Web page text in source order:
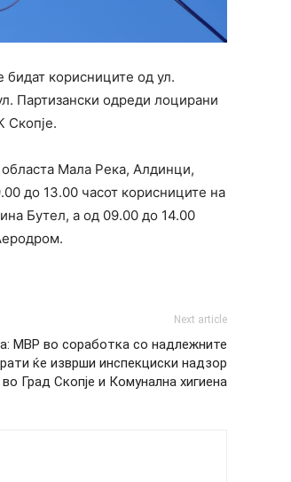
бидат корисниците од ул.
Партизански одреди лоцирани
Скопје.
Мала Река, Алдинци,
до 13.00 часот корисниците на
Бутел, а од 09.00 до 14.00
Next article
МВР во соработка со надлежните
ќе изврши инспекциски надзор
во Град Скопје и Комунална хигиена